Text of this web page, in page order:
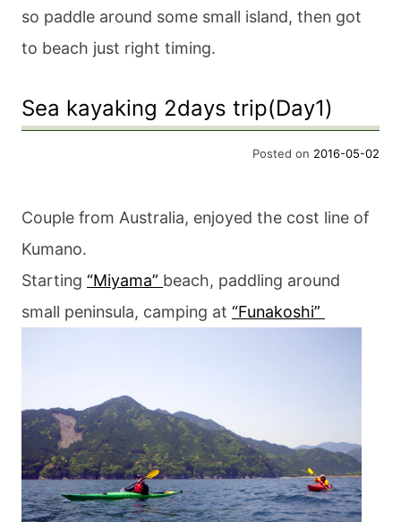
so paddle around some small island, then got
to beach just right timing.
Sea kayaking 2days trip(Day1)
Posted on 2016-05-02
Couple from Australia, enjoyed the cost line of
Kumano.
Starting “Miyama” beach, paddling around
small peninsula, camping at “Funakoshi”